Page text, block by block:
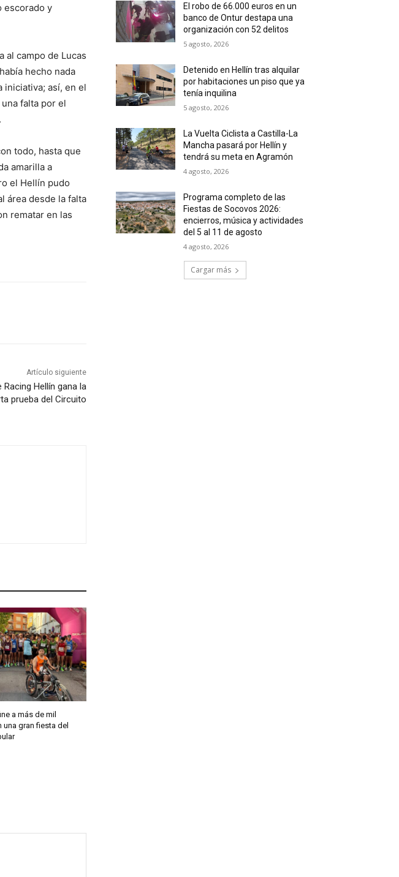
escorado y
al campo de Lucas
hecho nada
iniciativa; así, en el
falta por el
todo, hasta que
amarilla a
el Hellín pudo
área desde la falta
rematar en las
Artículo siguiente
Hellín gana la
prueba del Circuito
a más de mil
una gran fiesta del
El robo de 66.000 euros en un
banco de Ontur destapa una
organización con 52 delitos
5 agosto, 2026
Detenido en Hellín tras alquilar
por habitaciones un piso que ya
tenía inquilina
5 agosto, 2026
La Vuelta Ciclista a Castilla-La
Mancha pasará por Hellín y
tendrá su meta en Agramón
4 agosto, 2026
Programa completo de las
Fiestas de Socovos 2026:
encierros, música y actividades
del 5 al 11 de agosto
4 agosto, 2026
Cargar más